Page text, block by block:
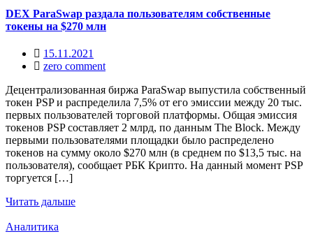
DEX ParaSwap раздала пользователям собственные
токены на $270 млн
15.11.2021
zero comment
Децентрализованная биржа ParaSwap выпустила собственный
токен PSP и распределила 7,5% от его эмиссии между 20 тыс.
первых пользователей торговой платформы. Общая эмиссия
токенов PSP составляет 2 млрд, по данным The Block. Между
первыми пользователями площадки было распределено
токенов на сумму около $270 млн (в среднем по $13,5 тыс. на
пользователя), сообщает РБК Крипто. На данный момент PSP
торгуется […]
Читать дальше
Аналитика